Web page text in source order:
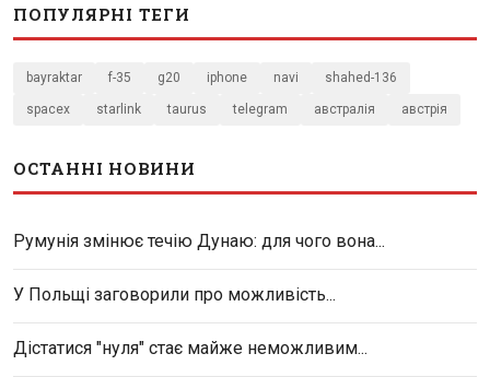
ПОПУЛЯРНІ ТЕГИ
bayraktar f-35 g20 iphone navi shahed-136
spacex starlink taurus telegram австралія австрія
ОСТАННІ НОВИНИ
Румунія змінює течію Дунаю: для чого вона...
У Польщі заговорили про можливість...
Дістатися "нуля" стає майже неможливим...